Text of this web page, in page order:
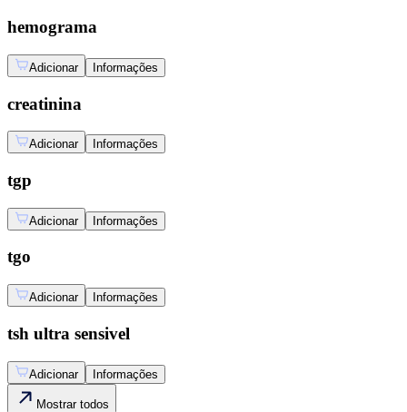
hemograma
Adicionar Informações
creatinina
Adicionar Informações
tgp
Adicionar Informações
tgo
Adicionar Informações
tsh ultra sensivel
Adicionar Informações
Mostrar todos